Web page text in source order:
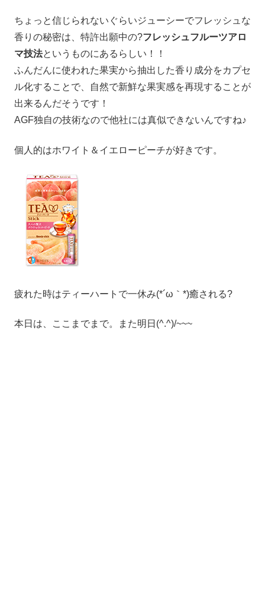
ちょっと信じられないぐらいジューシーでフレッシュな
香りの秘密は、特許出願中の?フレッシュフルーツアロ
マ技法というものにあるらしい！！
ふんだんに使われた果実から抽出した香り成分をカプセ
ル化することで、自然で新鮮な果実感を再現することが
出来るんだそうです！
AGF独自の技術なので他社には真似できないんですね♪
個人的はホワイト＆イエローピーチが好きです。
疲れた時はティーハートで一休み(*´ω｀*)癒される?
本日は、ここまでまで。また明日(^.^)/~~~